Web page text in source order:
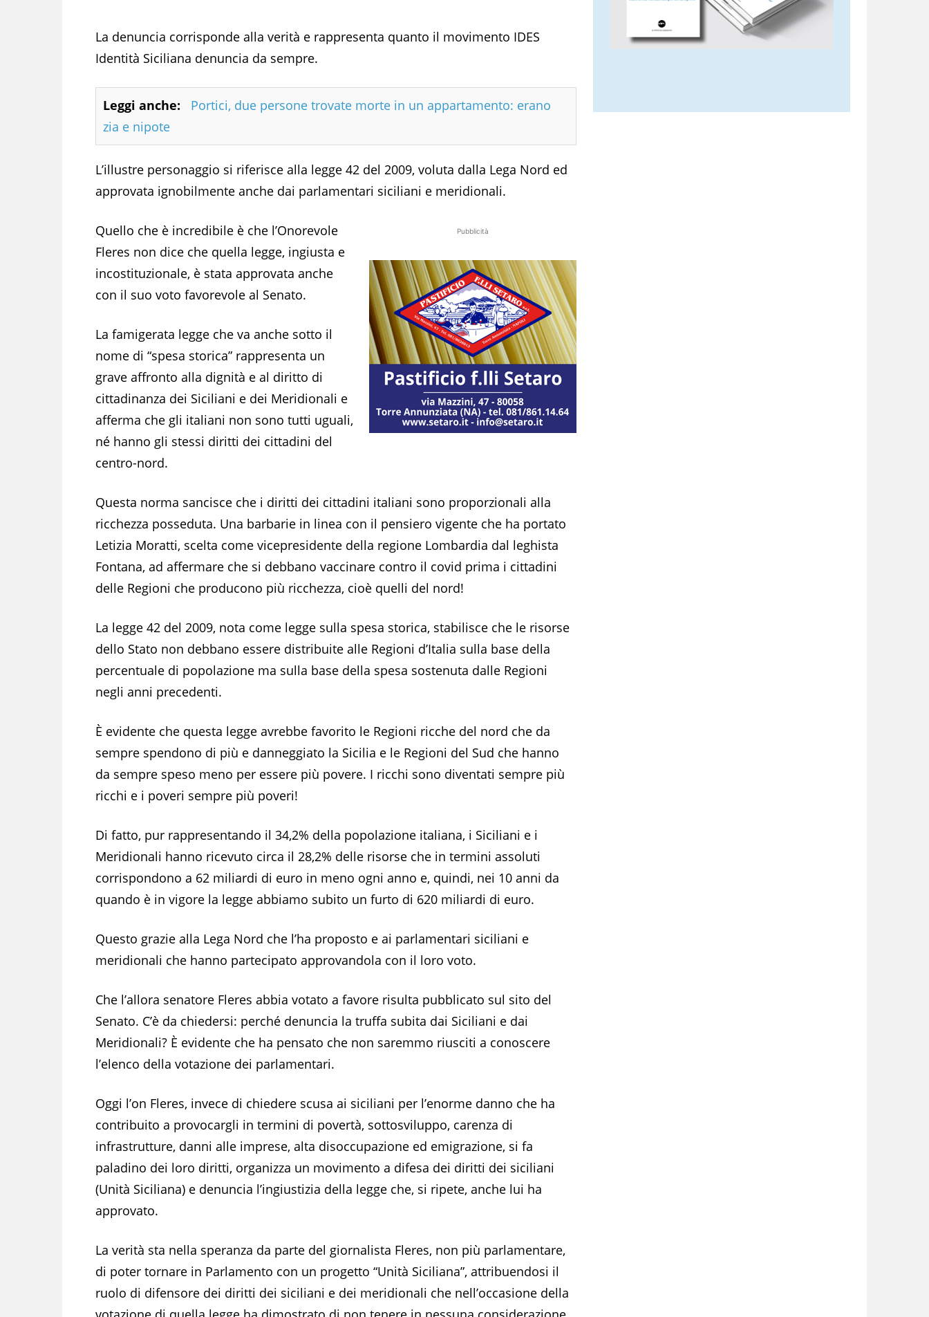
La denuncia corrisponde alla verità e rappresenta quanto il movimento IDES
Identità Siciliana denuncia da sempre.
Leggi anche:
Portici, due persone trovate morte in un appartamento: erano
zia e nipote
L’illustre personaggio si riferisce alla legge 42 del 2009, voluta dalla Lega Nord ed
approvata ignobilmente anche dai parlamentari siciliani e meridionali.
Pubblicità
Quello che è incredibile è che l’Onorevole
Fleres non dice che quella legge, ingiusta e
incostituzionale, è stata approvata anche
con il suo voto favorevole al Senato.
La famigerata legge che va anche sotto il
nome di “spesa storica” rappresenta un
grave affronto alla dignità e al diritto di
cittadinanza dei Siciliani e dei Meridionali e
afferma che gli italiani non sono tutti uguali,
né hanno gli stessi diritti dei cittadini del
centro-nord.
Questa norma sancisce che i diritti dei cittadini italiani sono proporzionali alla
ricchezza posseduta. Una barbarie in linea con il pensiero vigente che ha portato
Letizia Moratti, scelta come vicepresidente della regione Lombardia dal leghista
Fontana, ad affermare che si debbano vaccinare contro il covid prima i cittadini
delle Regioni che producono più ricchezza, cioè quelli del nord!
La legge 42 del 2009, nota come legge sulla spesa storica, stabilisce che le risorse
dello Stato non debbano essere distribuite alle Regioni d’Italia sulla base della
percentuale di popolazione ma sulla base della spesa sostenuta dalle Regioni
negli anni precedenti.
È evidente che questa legge avrebbe favorito le Regioni ricche del nord che da
sempre spendono di più e danneggiato la Sicilia e le Regioni del Sud che hanno
da sempre speso meno per essere più povere. I ricchi sono diventati sempre più
ricchi e i poveri sempre più poveri!
Di fatto, pur rappresentando il 34,2% della popolazione italiana, i Siciliani e i
Meridionali hanno ricevuto circa il 28,2% delle risorse che in termini assoluti
corrispondono a 62 miliardi di euro in meno ogni anno e, quindi, nei 10 anni da
quando è in vigore la legge abbiamo subito un furto di 620 miliardi di euro.
Questo grazie alla Lega Nord che l’ha proposto e ai parlamentari siciliani e
meridionali che hanno partecipato approvandola con il loro voto.
Che l’allora senatore Fleres abbia votato a favore risulta pubblicato sul sito del
Senato. C’è da chiedersi: perché denuncia la truffa subita dai Siciliani e dai
Meridionali? È evidente che ha pensato che non saremmo riusciti a conoscere
l’elenco della votazione dei parlamentari.
Oggi l’on Fleres, invece di chiedere scusa ai siciliani per l’enorme danno che ha
contribuito a provocargli in termini di povertà, sottosviluppo, carenza di
infrastrutture, danni alle imprese, alta disoccupazione ed emigrazione, si fa
paladino dei loro diritti, organizza un movimento a difesa dei diritti dei siciliani
(Unità Siciliana) e denuncia l’ingiustizia della legge che, si ripete, anche lui ha
approvato.
La verità sta nella speranza da parte del giornalista Fleres, non più parlamentare,
di poter tornare in Parlamento con un progetto “Unità Siciliana”, attribuendosi il
ruolo di difensore dei diritti dei siciliani e dei meridionali che nell’occasione della